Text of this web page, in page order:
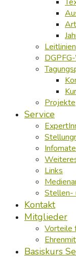
Leitlinien
Projekte
Service
Links
Stellen-
Kontakt
Mitglieder
Vorteile
Basiskurs